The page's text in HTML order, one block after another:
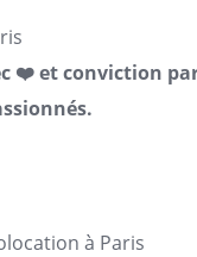
❤️ et conviction
à Paris